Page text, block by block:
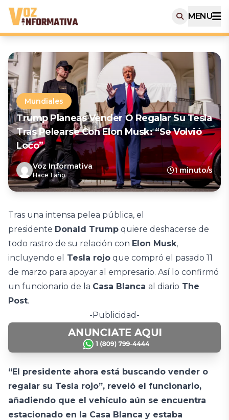
MENU
Mundiales
Trump Planeas Vender O Regalar Su Tesla
Tras Pelearse Con Elon Musk: “Se Volvió
Loco”
Voz Informativa
Hace 1 año
1 minuto/s
Tras una intensa pelea pública, el
presidente Donald Trump quiere deshacerse de
todo rastro de su relación con Elon Musk,
incluyendo el
Tesla rojo que compró el pasado 11
de marzo para apoyar al empresario. Así lo confirmó
un funcionario de la Casa Blanca al diario The
Post.
-Publicidad-
“El presidente ahora está buscando vender o
regalar su Tesla rojo”, reveló el funcionario,
añadiendo que el vehículo aún se encuentra
estacionado en la Casa Blanca y estaba